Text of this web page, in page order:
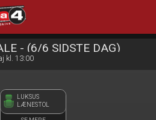
- (6/6 SIDSTE DAG)
kl. 13:00
LUKSUS
LÆNESTOL